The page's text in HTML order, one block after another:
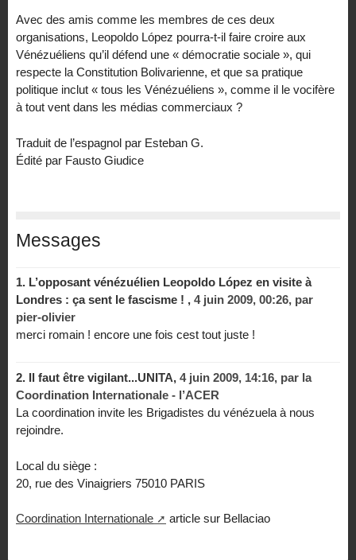
Avec des amis comme les membres de ces deux
organisations, Leopoldo López pourra-t-il faire croire aux
Vénézuéliens qu’il défend une « démocratie sociale », qui
respecte la Constitution Bolivarienne, et que sa pratique
politique inclut « tous les Vénézuéliens », comme il le vocifère
à tout vent dans les médias commerciaux ?
Traduit de l’espagnol par Esteban G.
Édité par Fausto Giudice
Messages
1. L’opposant vénézuélien Leopoldo López en visite à
Londres : ça sent le fascisme ! , 4 juin 2009, 00:26, par
pier-olivier
merci romain ! encore une fois cest tout juste !
2. Il faut être vigilant...UNITA, 4 juin 2009, 14:16, par la
Coordination Internationale - l’ACER
La coordination invite les Brigadistes du vénézuela à nous
rejoindre.
Local du siège :
20, rue des Vinaigriers 75010 PARIS
Coordination Internationale article sur Bellaciao